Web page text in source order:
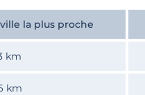
la plus proche
km
km